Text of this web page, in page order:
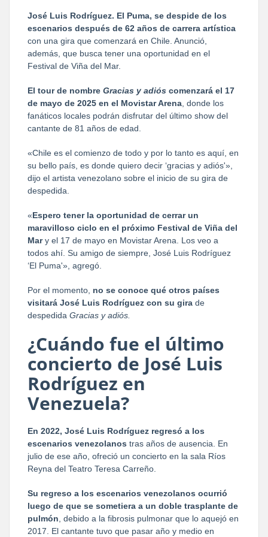
José Luis Rodríguez. El Puma, se despide de los
escenarios después de 62 años de carrera artística
con una gira que comenzará en Chile. Anunció,
además, que busca tener una oportunidad en el
Festival de Viña del Mar.
El tour de nombre Gracias y adiós comenzará el 17
de mayo de 2025 en el Movistar Arena , donde los
fanáticos locales podrán disfrutar del último show del
cantante de 81 años de edad.
«Chile es el comienzo de todo y por lo tanto es aquí, en
su bello país, es donde quiero decir ‘gracias y adiós'»,
dijo el artista venezolano sobre el inicio de su gira de
despedida.
«Espero tener la oportunidad de cerrar un
maravilloso ciclo en el próximo Festival de Viña del
Mary el 17 de mayo en Movistar Arena. Los veo a
todos ahí. Su amigo de siempre, José Luis Rodríguez
‘El Puma'», agregó.
Por el momento, no se conoce qué otros países
visitará José Luis Rodríguez con su gira de
despedida Gracias y adiós.
¿Cuándo fue el último
concierto de José Luis
Rodríguez en
Venezuela?
En 2022, José Luis Rodríguez regresó a los
escenarios venezolanos tras años de ausencia. En
julio de ese año, ofreció un concierto en la sala Ríos
Reyna del Teatro Teresa Carreño.
Su regreso a los escenarios venezolanos ocurrió
luego de que se sometiera a un doble trasplante de
pulmón , debido a la fibrosis pulmonar que lo aquejó en
2017. El cantante tuvo que pasar año y medio en